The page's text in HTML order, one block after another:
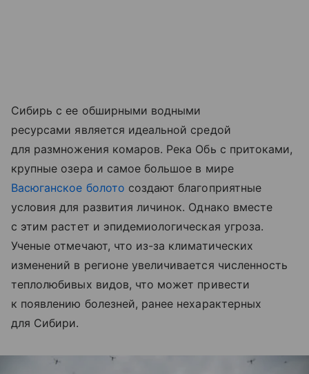
Сибирь с ее обширными водными
ресурсами является идеальной средой
для размножения комаров. Река Обь с притоками,
крупные озера и самое большое в мире
Васюганское болото создают благоприятные
условия для развития личинок. Однако вместе
с этим растет и эпидемиологическая угроза.
Ученые отмечают, что из-за климатических
изменений в регионе увеличивается численность
теплолюбивых видов, что может привести
к появлению болезней, ранее нехарактерных
для Сибири.